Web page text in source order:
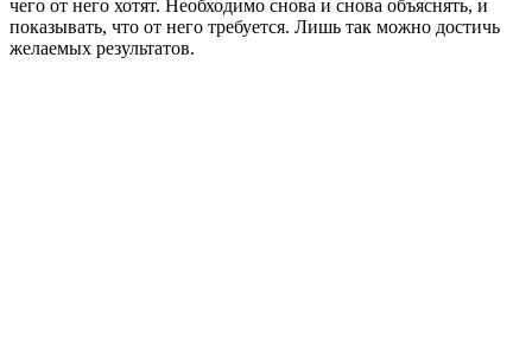
чего от него хотят. Необходимо снова и снова объяснять, и
показывать, что от него требуется. Лишь так можно достичь
желаемых результатов.